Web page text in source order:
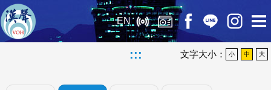
EN
::: 文字大小： 小 中 大